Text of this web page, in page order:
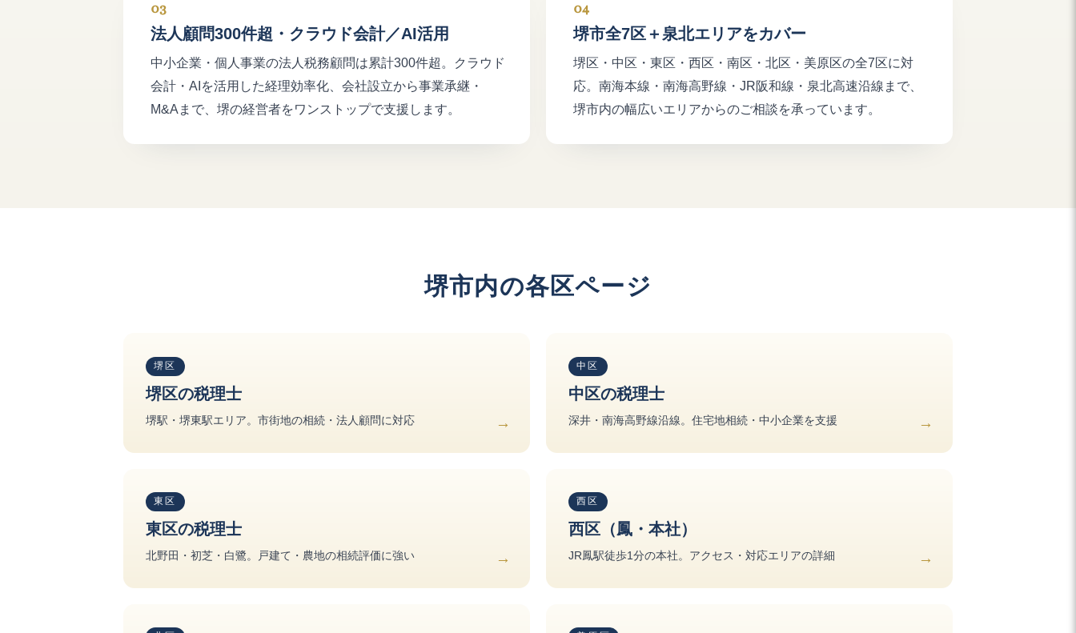
03
法人顧問300件超・クラウド会計／AI活用
中小企業・個人事業の法人税務顧問は累計300件超。クラウド
会計・AIを活用した経理効率化、会社設立から事業承継・
M&Aまで、堺の経営者をワンストップで支援します。
04
堺市全7区＋泉北エリアをカバー
堺区・中区・東区・西区・南区・北区・美原区の全7区に対
応。南海本線・南海高野線・JR阪和線・泉北高速沿線まで、
堺市内の幅広いエリアからのご相談を承っています。
堺市内の各区ページ
堺区
堺区の税理士
堺駅・堺東駅エリア。市街地の相続・法人顧問に対応
中区
中区の税理士
深井・南海高野線沿線。住宅地相続・中小企業を支援
東区
東区の税理士
北野田・初芝・白鷺。戸建て・農地の相続評価に強い
西区
西区（鳳・本社）
JR鳳駅徒歩1分の本社。アクセス・対応エリアの詳細